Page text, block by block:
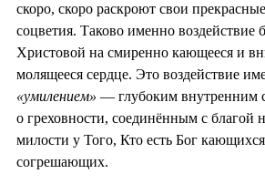
скоро, скоро раскроют свои
соцветия. Таково именно воздействие
Христовой на смиренно кающееся и
молящееся сердце. Это воздействие
«умилением» — глубоким внутренним
о греховности, соединённым с благой
милости у Того, Кто есть Бог
согрешающих.